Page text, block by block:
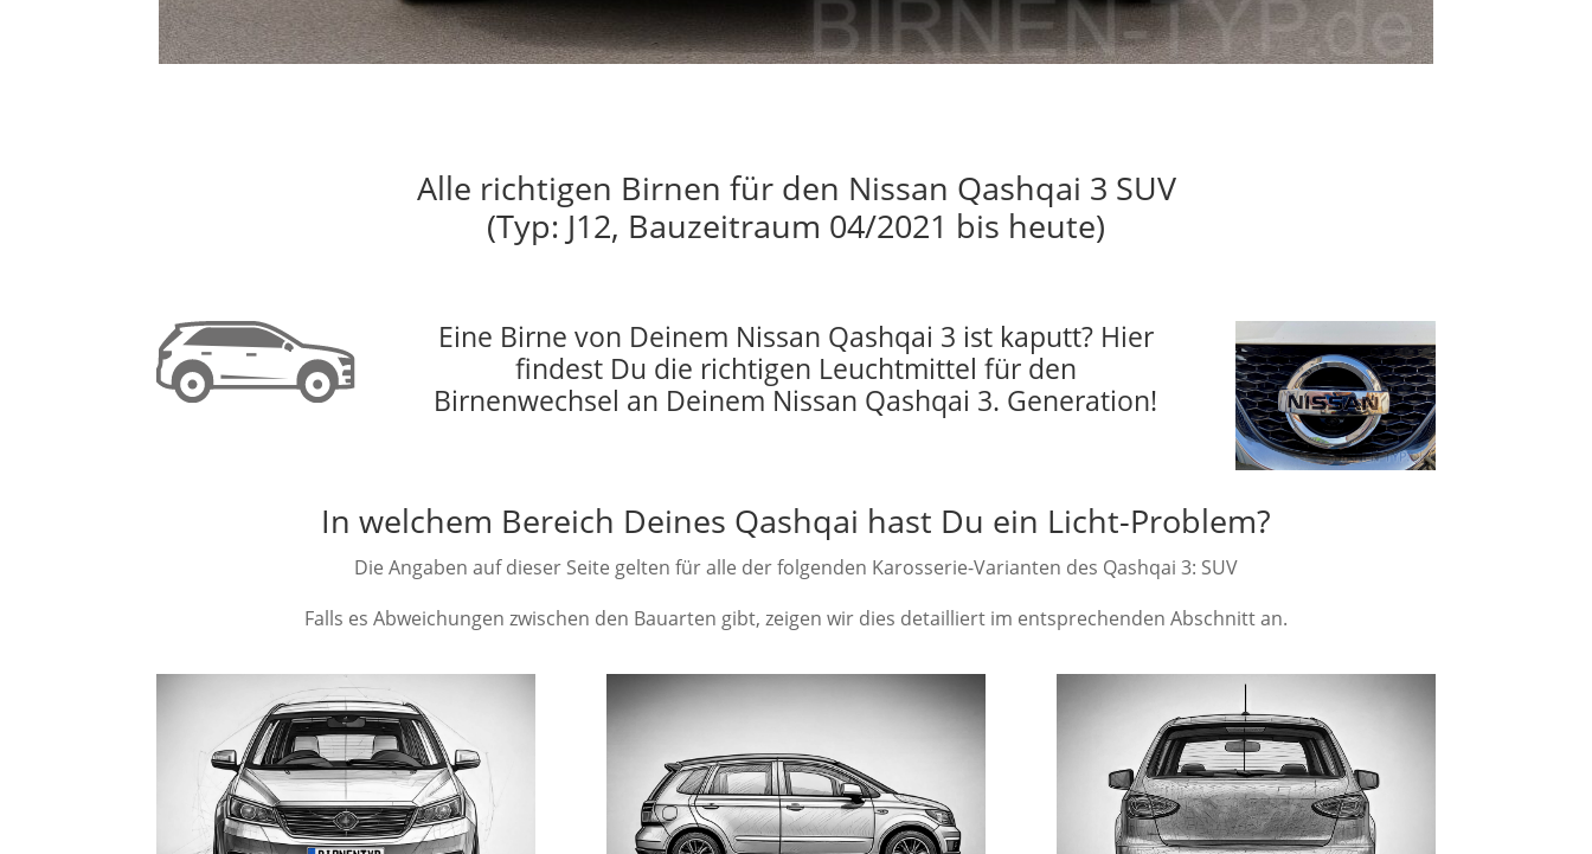
Alle richtigen Birnen für den Nissan Qashqai 3 SUV
(Typ: J12, Bauzeitraum 04/2021 bis heute)
Eine Birne von Deinem Nissan Qashqai 3 ist kaputt? Hier
findest Du die richtigen Leuchtmittel für den
Birnenwechsel an Deinem Nissan Qashqai 3. Generation!
In welchem Bereich Deines Qashqai hast Du ein Licht-Problem?
Die Angaben auf dieser Seite gelten für alle der folgenden Karosserie-Varianten des Qashqai 3: SUV
Falls es Abweichungen zwischen den Bauarten gibt, zeigen wir dies detailliert im entsprechenden Abschnitt an.